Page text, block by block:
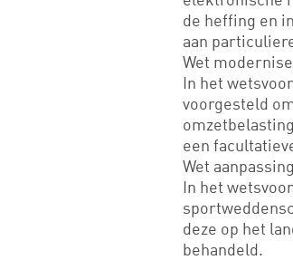
de heffing en
aan
Wet
In het
voorgesteld
een
Wet
In het
deze op het
behandeld.